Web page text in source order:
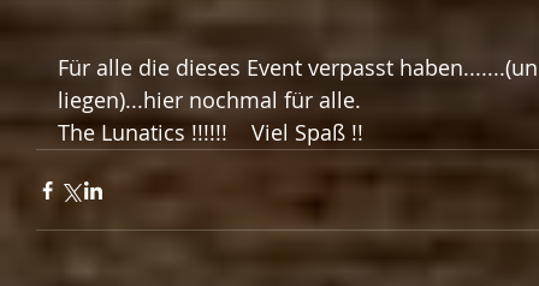
Für alle die dieses Event verpasst
liegen)...hier nochmal für alle.
The Lunatics !!!!!!    Viel Spaß !!